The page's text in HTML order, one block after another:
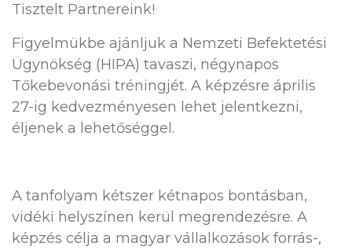
Tisztelt Partnereink!
Figyelmükbe ajánljuk a Nemzeti Befektetési
Ügynökség (HIPA) tavaszi, négynapos
Tőkebevonási tréningjét. A képzésre április
27-ig kedvezményesen lehet jelentkezni,
éljenek a lehetőséggel.
A tanfolyam kétszer kétnapos bontásban,
vidéki helyszínen kerül megrendezésre. A
képzés célja a magyar vállalkozások forrás-,